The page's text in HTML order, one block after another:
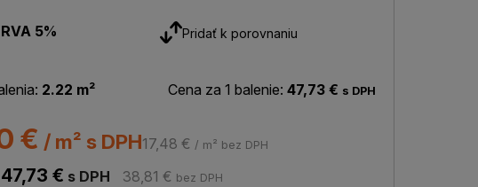
5% Pridať k porovnaniu
2.22 m² Cena za 1 balenie: 47,73 € s DPH
€ / m² s DPH17,48 € / m² bez DPH
47,73 € s DPH 38,81 € bez DPH